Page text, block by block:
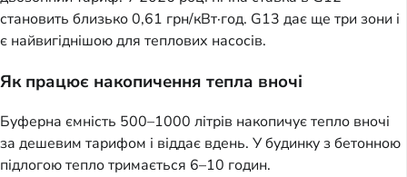
становить близько 0,61 грн/кВт·год. G13 дає ще три зони і
є найвигіднішою для теплових насосів.
Як працює накопичення тепла вночі
Буферна ємність 500–1000 літрів накопичує тепло вночі
за дешевим тарифом і віддає вдень. У будинку з бетонною
підлогою тепло тримається 6–10 годин.